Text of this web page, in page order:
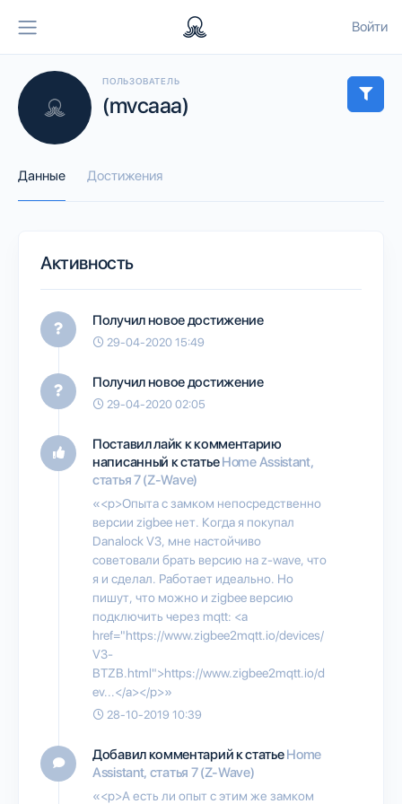
Войти
ПОЛЬЗОВАТЕЛЬ
(mvcaaa)
Данные Достижения
Активность
Получил новое достижение
29-04-2020 15:49
Получил новое достижение
29-04-2020 02:05
Поставил лайк к комментарию
написанный к статьеHome Assistant,
статья 7 (Z-Wave)
«<p>Опыта с замком непосредственно
версии zigbee нет. Когда я покупал
Danalock V3, мне настойчиво
советовали брать версию на z-wave, что
я и сделал. Работает идеально. Но
пишут, что можно и zigbee версию
подключить через mqtt: <a
href="https://www.zigbee2mqtt.io/devices/
V3-
BTZB.html">https://www.zigbee2mqtt.io/d
ev...</a></p>»
28-10-2019 10:39
Добавил комментарий к статьеHome
Assistant, статья 7 (Z-Wave)
«<p>А есть ли опыт с этим же замком